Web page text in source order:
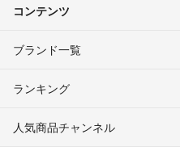
コンテンツ
ブランド一覧
ランキング
人気商品チャンネル